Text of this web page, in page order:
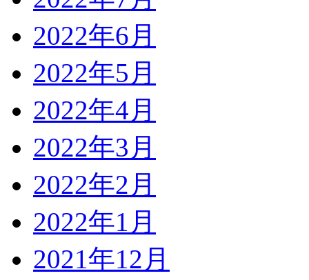
2022年6月
2022年5月
2022年4月
2022年3月
2022年2月
2022年1月
2021年12月